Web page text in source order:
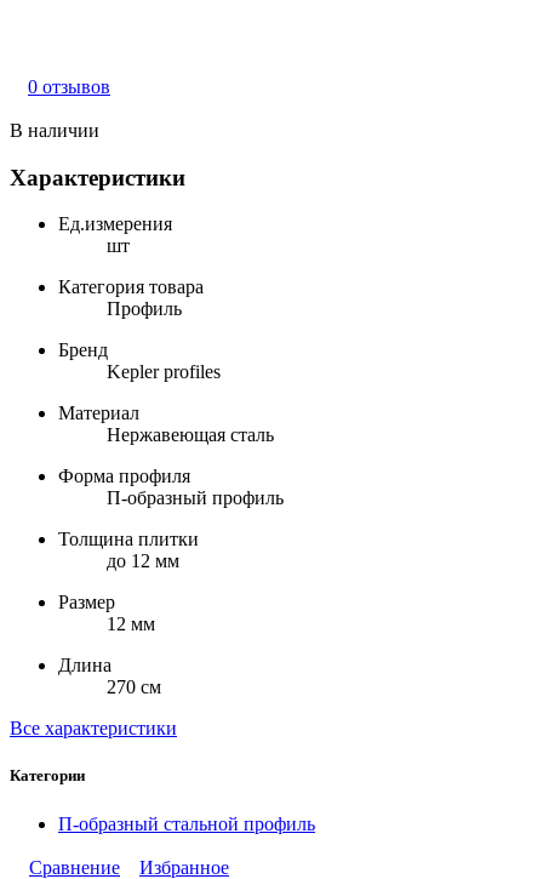
0 отзывов
В наличии
Характеристики
Ед.измерения
шт
Категория товара
Профиль
Бренд
Kepler profiles
Материал
Нержавеющая сталь
Форма профиля
П-образный профиль
Толщина плитки
до 12 мм
Размер
12 мм
Длина
270 см
Все характеристики
Категории
П-образный стальной профиль
Сравнение Избранное